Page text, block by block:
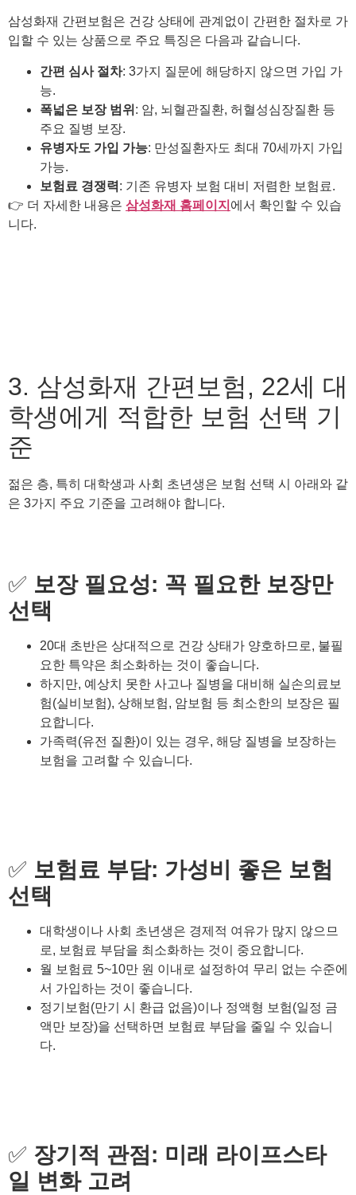
삼성화재 간편보험은 건강 상태에 관계없이 간편한 절차로 가
입할 수 있는 상품으로 주요 특징은 다음과 같습니다.
간편 심사 절차: 3가지 질문에 해당하지 않으면 가입 가
능.
폭넓은 보장 범위 : 암, 뇌혈관질환, 허혈성심장질환 등
주요 질병 보장.
유병자도 가입 가능: 만성질환자도 최대 70세까지 가입
가능.
보험료 경쟁력 : 기존 유병자 보험 대비 저렴한 보험료.
👉 더 자세한 내용은 삼성화재 홈페이지 에서 확인할 수 있습
니다.
3. 삼성화재 간편보험, 22세 대
학생에게 적합한 보험 선택 기
준
젊은 층, 특히 대학생과 사회 초년생은 보험 선택 시 아래와 같
은 3가지 주요 기준을 고려해야 합니다.
✅ 보장 필요성: 꼭 필요한 보장만
선택
20대 초반은 상대적으로 건강 상태가 양호하므로, 불필
요한 특약은 최소화하는 것이 좋습니다.
하지만, 예상치 못한 사고나 질병을 대비해 실손의료보
험(실비보험), 상해보험, 암보험 등 최소한의 보장은 필
요합니다.
가족력(유전 질환)이 있는 경우, 해당 질병을 보장하는
보험을 고려할 수 있습니다.
✅ 보험료 부담: 가성비 좋은 보험
선택
대학생이나 사회 초년생은 경제적 여유가 많지 않으므
로, 보험료 부담을 최소화하는 것이 중요합니다.
월 보험료 5~10만 원 이내로 설정하여 무리 없는 수준에
서 가입하는 것이 좋습니다.
정기보험(만기 시 환급 없음)이나 정액형 보험(일정 금
액만 보장)을 선택하면 보험료 부담을 줄일 수 있습니
다.
✅ 장기적 관점: 미래 라이프스타
일 변화 고려